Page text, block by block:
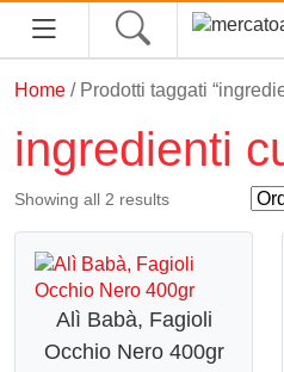
ALIMENTARI
COSMESI
PROFUMI ARABI
SOUK
Home / Prodotti taggati
ingredienti
Showing all 2 results
Alì Babà, Fagioli
Occhio Nero 400gr